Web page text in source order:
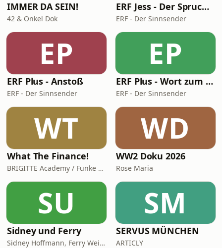
IMMER DA SEIN!
42 & Onkel Dok
ERF Jess - Der Spruch des Tages
ERF - Der Sinnsender
EP
ERF Plus - Anstoß
ERF - Der Sinnsender
EP
ERF Plus - Wort zum Tag
ERF - Der Sinnsender
WT
What The Finance!
BRIGITTE Academy / Funke Woman, People & Family GmbH
WD
WW2 Doku 2026
Rose Maria
SU
Sidney und Ferry
Sidney Hoffmann, Ferry Weiss
SM
SERVUS MÜNCHEN
ARTICLY